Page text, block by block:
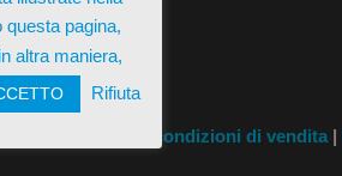
| e condizioni di vendita |
questa pagina,
altra maniera,
Rifiuta